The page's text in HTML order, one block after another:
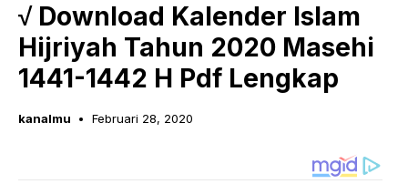
√ Download Kalender Islam
Hijriyah Tahun 2020 Masehi
1441-1442 H Pdf Lengkap
kanalmu Februari 28, 2020